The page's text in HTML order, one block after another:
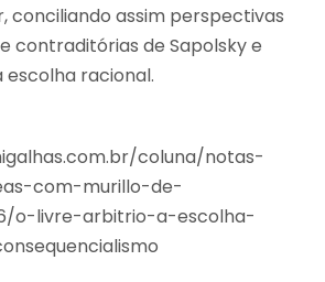
conciliando assim perspectivas
contraditórias de Sapolsky e
racional.
coluna/notas-
com-murillo-de-
o-livre-arbitrio-a-escolha-